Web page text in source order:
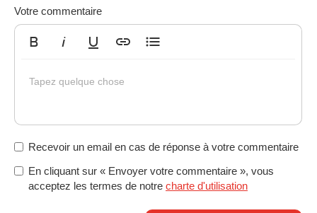
Votre commentaire
Tapez quelque chose
Recevoir un email en cas de réponse à votre commentaire
En cliquant sur « Envoyer votre commentaire », vous
acceptez les termes de notre charte d'utilisation